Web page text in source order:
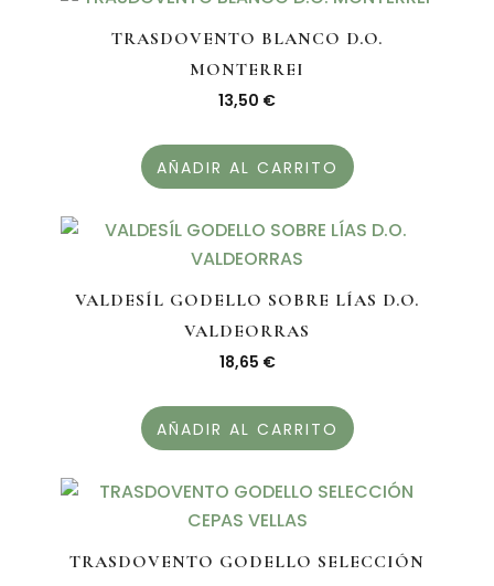
TRASDOVENTO BLANCO D.O.
MONTERREI
13,50 €
AÑADIR AL CARRITO
VALDESÍL GODELLO SOBRE LÍAS D.O.
VALDEORRAS
18,65 €
AÑADIR AL CARRITO
TRASDOVENTO GODELLO SELECCIÓN